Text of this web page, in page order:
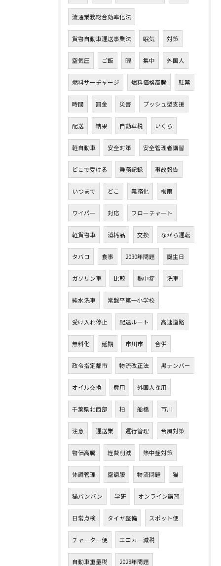
流通業務総合効率化法
貨物自動車運送事業法 眠気 対策
空気圧 ご飯 暇 集中 外国人
燃料サーチャージ 燃料価格高騰 駐禁
時間 罰金 災害 プッシュ型支援
配送 結果 自動車税 いくら
軽自動車 安全対策 安全管理者講習
どこで受ける 乗務記録 事故報告
いつまで どこ 義務化 梅雨
ワイパー 対応 フローチャート
軽貨物車 消耗品 交換 ながら運転
タバコ 食事 2030年問題 誕生日
ガソリン車 比較 熱中症 洗車
純水洗車 常盤平第一小学校
受け入れ停止 配送ルート 高速道路
無料化 延期 市川市 合併
政令指定都市 物流改正法 黒ナンバー
オイル交換 費用 外国人採用
千葉県北西部 柏 船橋 市川
注意 運送業 運行管理 台風対策
物価高騰 経費削減 熱中症対策
体調管理 空調服 物流問題 猫
猫バンバン 学研 オンライン講習
日常点検 タイヤ整備 スポット便
チャーター便 エコカー減税
自動車重量税 2028年問題